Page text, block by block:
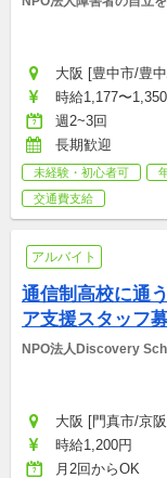
大阪 [豊中市/豊
時給1,177〜
週2~3回
長期歓迎
未経験・初心者可
交通費支給
アルバイト
通信制高校に通
ア支援スタッフ
NPO法人Discovery
大阪 [門真市/京
時給1,200円
月2回からOK